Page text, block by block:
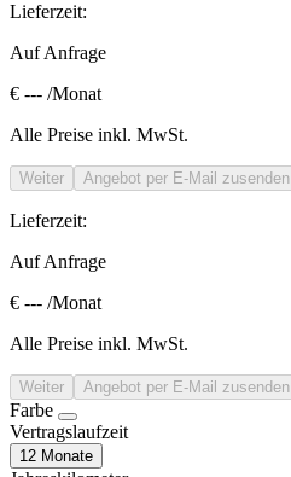
Lieferzeit:
Auf Anfrage
€ --- /Monat
Alle Preise inkl. MwSt.
Weiter Angebot per E-Mail zusenden
Lieferzeit:
Auf Anfrage
€ --- /Monat
Alle Preise inkl. MwSt.
Weiter Angebot per E-Mail zusenden
Farbe
Vertragslaufzeit
12 Monate